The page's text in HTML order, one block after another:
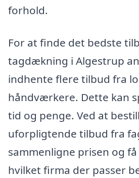
forhold.
For at finde det bedste
tagdækning i Algestrup
indhente flere tilbud fra
håndværkere. Dette kan
tid og penge. Ved at
uforpligtende tilbud fra
sammenligne prisen og
hvilket firma der passer